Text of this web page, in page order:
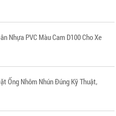
Nhựa PVC Màu Cam D100 Cho Xe
Ống Nhôm Nhún Đúng Kỹ Thuật,